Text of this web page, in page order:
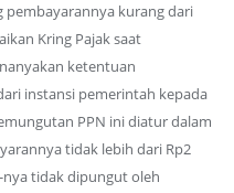
pembayarannya kurang dari
Kring Pajak saat
ketentuan
instansi pemerintah kepada
PPN ini diatur dalam
tidak lebih dari Rp2
nya tidak dipungut oleh